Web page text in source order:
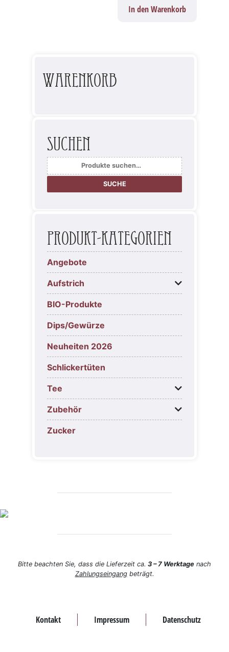
In den Warenkorb
Warenkorb
Suchen
Suche
nach:
SUCHE
Produkt-Kategorien
Angebote
Aufstrich
BIO-Produkte
Dips/Gewürze
Neuheiten 2026
Schlickertüten
Tee
Zubehör
Zucker
Bitte beachten Sie, dass die Lieferzeit ca. 3 – 7 Werktage nach
Zahlungseingangbeträgt.
Kontakt Impressum Datenschutz